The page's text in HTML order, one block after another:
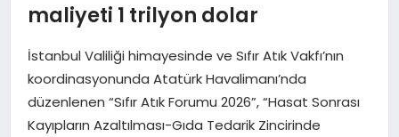
MAGAZIN
SAĞLIK
SIYASET
maliyeti 1 trilyon dolar
İstanbul Valiliği himayesinde ve Sıfır Atık Vakfı’nın
koordinasyonunda Atatürk Havalimanı’nda
düzenlenen “Sıfır Atık Forumu 2026”, “Hasat Sonrası
Kayıpların Azaltılması-Gıda Tedarik Zincirinde